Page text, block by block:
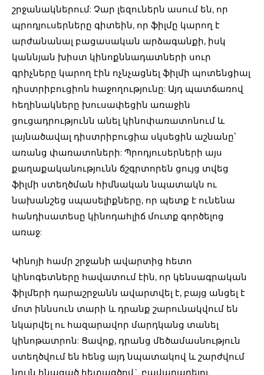
շրջանակներում: Չար լեզուներն ասում են, որ
պրոդյուսերները գիտեին, որ ֆիլմը կարող է
արժանանալ բացասական արձագանքի, իսկ
կաննյան խիստ կինոքննադատների սուր
գրիչները կարող էին ոչնչացնել ֆիլմի պոտենցիալ
դիստրիբուցիոն հաջողությունը: Այդ պատճառով
հեղինակները խուսափեցին առաջին
ցուցադրությունն անել կինոփառատոնում և
լայնածավալ դիստրիբուցիա սկսեցին աշնանը՝
առանց փառատոների: Պրոդյուսերների այս
քաղաքականությունն ճշգրտորեն ցույց տվեց
ֆիլմի ստեղծման հիմնական նպատակն ու
նախանշեց սպասելիքները, որ պետք է ունենա
հանդիսատեսը կինոդահլիճ մուտք գործելոց
առաջ:
Կինոյի համր շրջանի ավարտից հետո
կինոգետները հավատում էին, որ կենսագրական
ֆիլմերի դարաշրջանն ավարտվել է, բայց անցել է
մոտ իննսուն տարի և դրանք շարունակվում են
նկարվել ու հազարավոր մարդկանց տանել
կինոթատրոն: Ցավոք, դրանց մեծամասնություն
ստեղծվում են հենց այդ նպատակով և շարժվում
նույն հնացած հետագծով` բավարարելու